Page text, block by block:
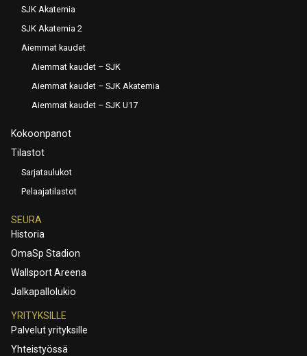
SJK Akatemia
SJK Akatemia 2
Aiemmat kaudet
Aiemmat kaudet – SJK
Aiemmat kaudet – SJK Akatemia
Aiemmat kaudet – SJK U17
Kokoonpanot
Tilastot
Sarjataulukot
Pelaajatilastot
SEURA
Historia
OmaSp Stadion
Wallsport Areena
Jalkapallolukio
YRITYKSILLE
Palvelut yrityksille
Yhteistyössä